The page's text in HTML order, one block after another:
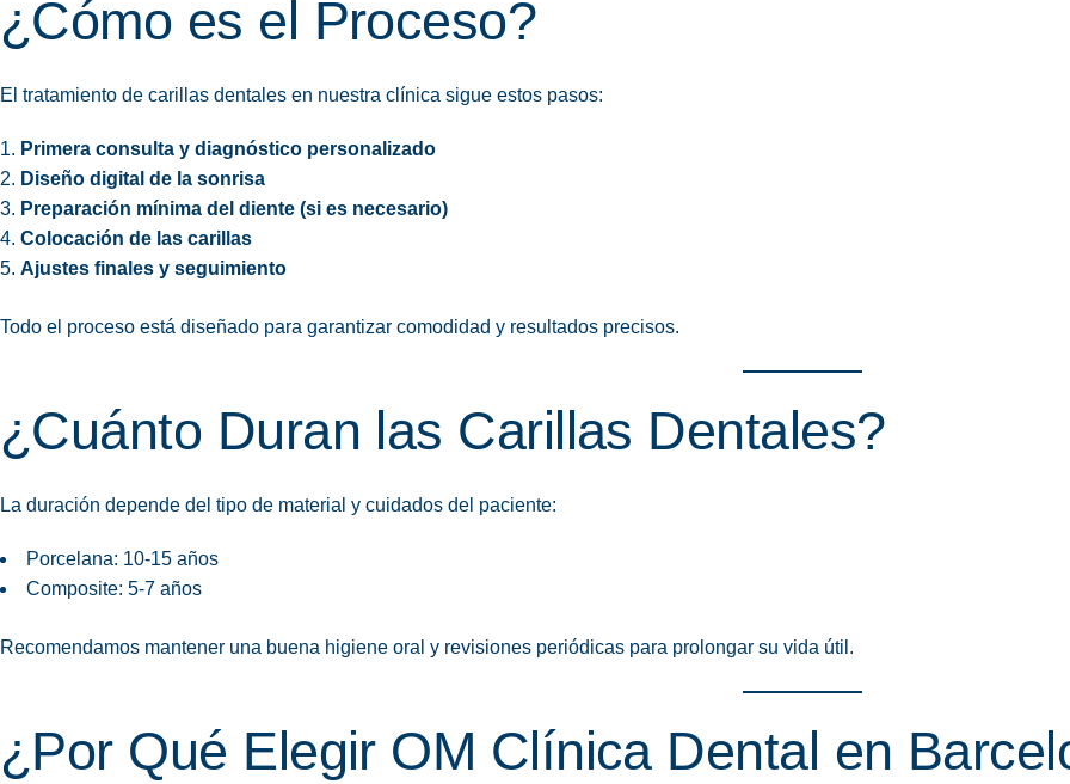
¿Cómo es el Proceso?
El tratamiento de carillas dentales en nuestra clínica sigue estos pasos:
Primera consulta y diagnóstico personalizado
Diseño digital de la sonrisa
Preparación mínima del diente (si es necesario)
Colocación de las carillas
Ajustes finales y seguimiento
Todo el proceso está diseñado para garantizar comodidad y resultados precisos.
¿Cuánto Duran las Carillas Dentales?
La duración depende del tipo de material y cuidados del paciente:
Porcelana: 10-15 años
Composite: 5-7 años
Recomendamos mantener una buena higiene oral y revisiones periódicas para prolongar su vida útil.
¿Por Qué Elegir OM Clínica Dental en